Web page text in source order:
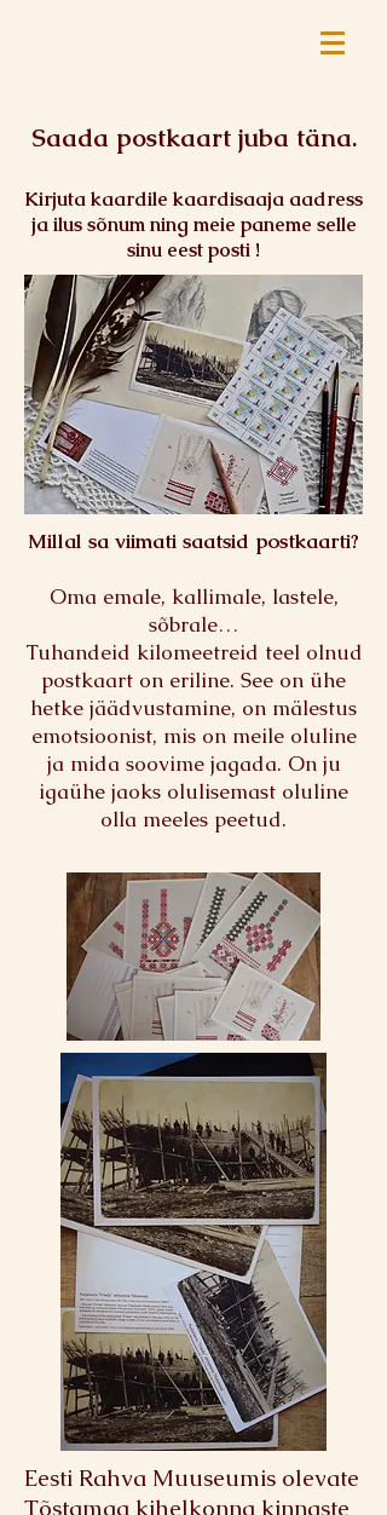
Saada postkaart juba täna.
Kirjuta kaardile kaardisaaja aadress
ja ilus sõnum ning meie paneme selle
sinu eest posti !
Millal sa viimati saatsid postkaarti?
Oma emale, kallimale, lastele,
sõbrale…
Tuhandeid kilomeetreid teel olnud
postkaart on eriline. See on ühe
hetke jäädvustamine, on mälestus
emotsioonist, mis on meile oluline
ja mida soovime jagada. On ju
igaühe jaoks olulisemast oluline
olla meeles peetud.
Eesti Rahva Muuseumis olevate
Tõstamaa kihelkonna kinnaste